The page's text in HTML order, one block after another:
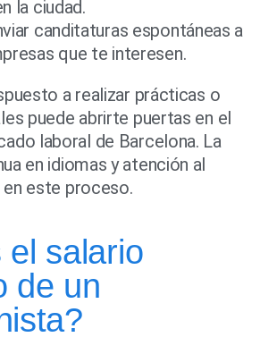
la ciudad.
canditaturas espontáneas a
que te interesen.
a realizar prácticas o
puede abrirte puertas en el
laboral de Barcelona. La
en idiomas y atención al
este proceso.
el salario
de un